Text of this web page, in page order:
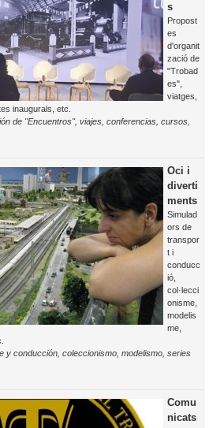
s
Propost
es
d'organit
zació de
"Trobad
es",
viatges,
inaugurals, etc.
de "Encuentros", viajes, conferencias, cursos,
Oci i
diverti
ments
Simulad
ors de
transpor
t i
conducc
ió,
col·lecci
onisme,
modelis
me,
y conducción, coleccionismo, modelismo, series
Comu
nicats